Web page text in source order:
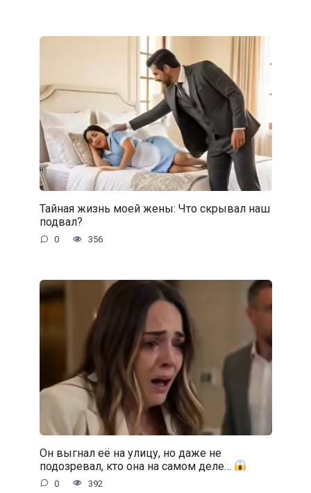
Тайная жизнь моей жены: Что скрывал наш
подвал?
0 356
Он выгнал её на улицу, но даже не
подозревал, кто она на самом деле…
0 392